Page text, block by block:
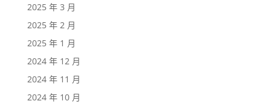
2025 年 3 月
2025 年 2 月
2025 年 1 月
2024 年 12 月
2024 年 11 月
2024 年 10 月